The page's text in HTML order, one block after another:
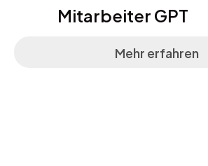
Mitarbeiter GPT
Mehr erfahren